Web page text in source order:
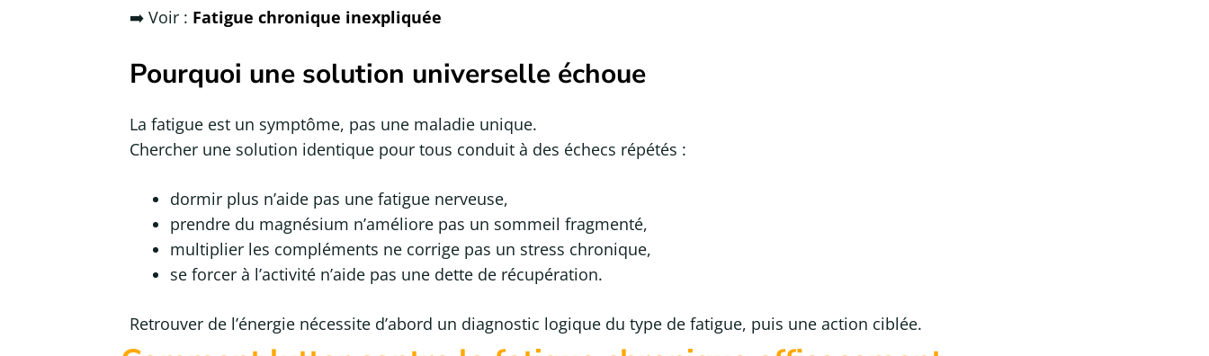
➡️ Voir : Fatigue chronique inexpliquée
Pourquoi une solution universelle échoue
La fatigue est un symptôme, pas une maladie unique.
Chercher une solution identique pour tous conduit à des échecs répétés :
dormir plus n’aide pas une fatigue nerveuse,
prendre du magnésium n’améliore pas un sommeil fragmenté,
multiplier les compléments ne corrige pas un stress chronique,
se forcer à l’activité n’aide pas une dette de récupération.
Retrouver de l’énergie nécessite d’abord un diagnostic logique du type de fatigue, puis une action ciblée.